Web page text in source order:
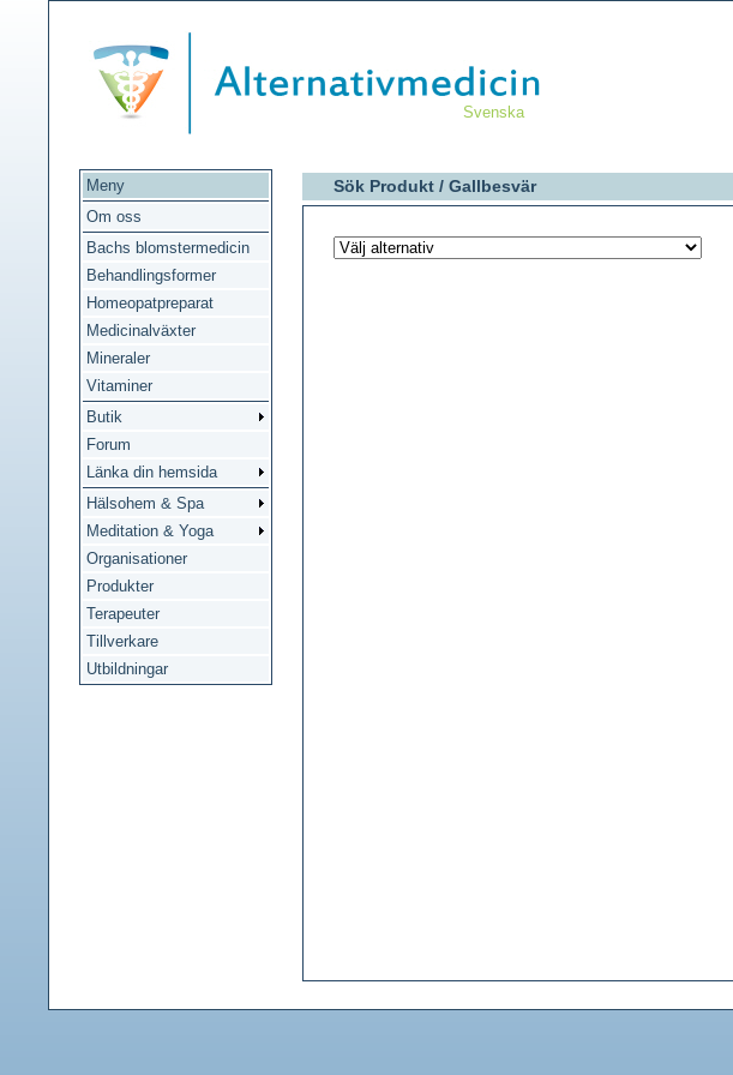
Svenska
Meny
Om oss
Bachs blomstermedicin
Behandlingsformer
Homeopatpreparat
Medicinalväxter
Mineraler
Vitaminer
Butik
Forum
Länka din hemsida
Hälsohem & Spa
Meditation & Yoga
Organisationer
Produkter
Terapeuter
Tillverkare
Utbildningar
Sök Produkt / Gallbesvär